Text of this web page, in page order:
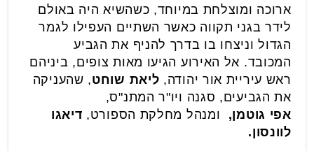
ארוכה ומוצלחת במיוחד, כשהשיא היה באולם
לידר בגני תקווה כאשר השתיים העפילו לגמר
הגדול וניצחו בו בדרך להניף את הגביע
המכובד. אל האירוע הגיעו מאות צופים, ביניהם
ראש עיריית אור יהודה, ליאת שוחט, שהעניקה
את הגביעים, סגנה ויו"ר המתנ"ס,
אפי גוטמן, ומנהל מחלקת הספורט, דיאגו
לוונסון.